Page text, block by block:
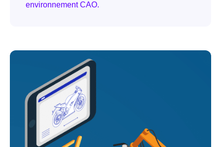
environnement CAO.